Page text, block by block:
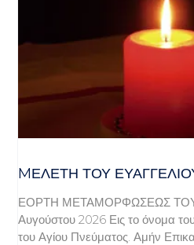
MΕΛΈΤΗ ΤΟΥ
ΕΟΡΤΗ ΜΕΤΑΜΟΡΦΩΣΕΩΣ
Αυγούστου 2026 Εις το όνομα
του Αγίου Πνεύματος. Αμήν